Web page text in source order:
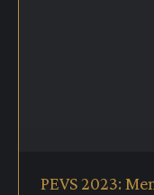
PEVS 2023: